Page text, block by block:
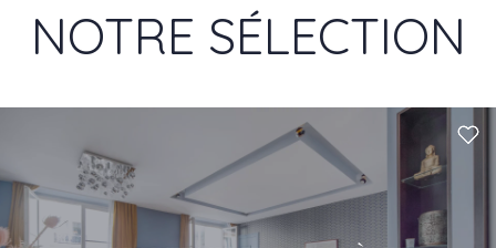
NOTRE SÉLECTION